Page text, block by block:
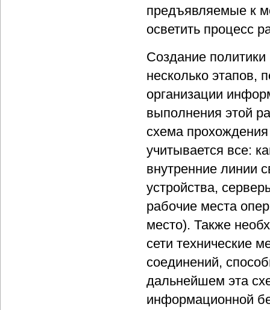
предъявляемые к
осветить процесс
Создание
несколько этапов,
организации
выполнения этой
схема
учитывается все:
внутренние линии
устройства,
рабочие места
место). Также
сети технические
соединений,
дальнейшем эта
информационной